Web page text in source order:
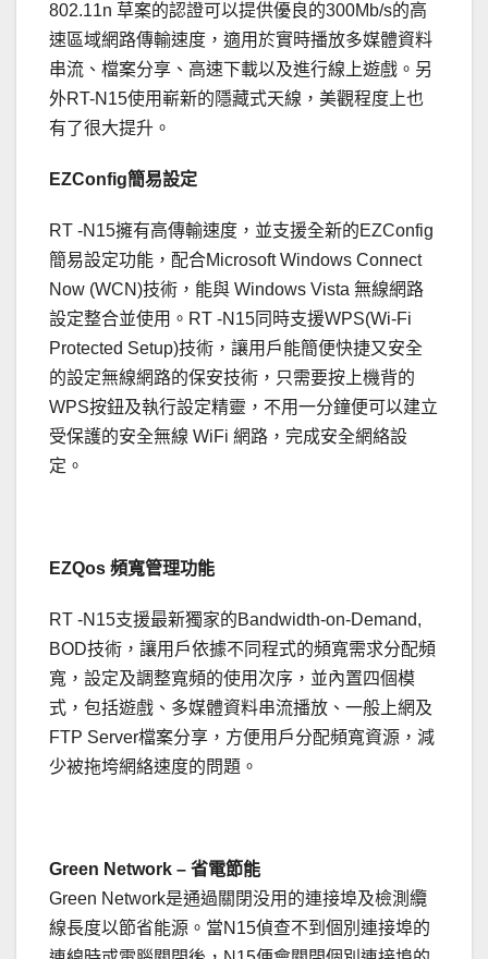
802.11n 草案的認證可以提供優良的300Mb/s的高
速區域網路傳輸速度，適用於實時播放多媒體資料
串流、檔案分享、高速下載以及進行線上遊戲。另
外RT-N15使用嶄新的隱藏式天線，美觀程度上也
有了很大提升。
EZConfig簡易設定
RT -N15擁有高傳輸速度，並支援全新的EZConfig
簡易設定功能，配合Microsoft Windows Connect
Now (WCN)技術，能與 Windows Vista 無線網路
設定整合並使用。RT -N15同時支援WPS(Wi-Fi
Protected Setup)技術，讓用戶能簡便快捷又安全
的設定無線網路的保安技術，只需要按上機背的
WPS按鈕及執行設定精靈，不用一分鐘便可以建立
受保護的安全無線 WiFi 網路，完成安全網絡設
定。
EZQos 頻寬管理功能
RT -N15支援最新獨家的Bandwidth-on-Demand,
BOD技術，讓用戶依據不同程式的頻寬需求分配頻
寬，設定及調整寬頻的使用次序，並內置四個模
式，包括遊戲、多媒體資料串流播放、一般上網及
FTP Server檔案分享，方便用戶分配頻寬資源，減
少被拖垮網絡速度的問題。
Green Network – 省電節能
Green Network是通過關閉没用的連接埠及檢測纜
線長度以節省能源。當N15偵查不到個別連接埠的